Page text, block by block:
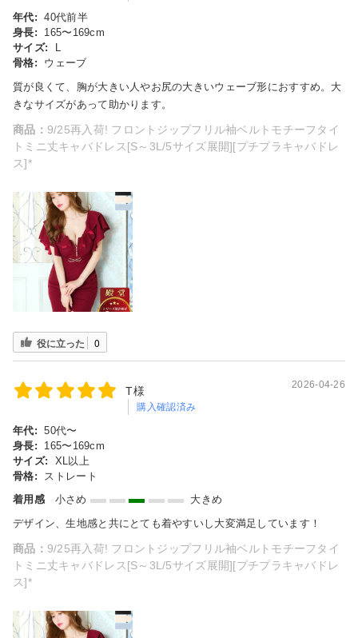
年代: 40代前半
身長:
165〜169cm
サイズ:
骨格:
ウェーブ
質が良くて、胸が大きい人やお尻の大きいウェーブ形におすすめ。大
きなサイズがあって助かります。
商品： 9/25再入荷! フロントジップフリル袖ベルトモチーフタイ
トミニ丈キャバドレス[S～3L/5サイズ展開][プチプラキャバドレ
ス]*
役に立った 0
T様
購入確認済み
2026-04-26
年代: 50代〜
身長:
165〜169cm
サイズ:
XL以上
骨格:
ストレート
着用感
小さめ
大きめ
デザイン、生地感と共にとても着やすいし大変満足しています！
商品： 9/25再入荷! フロントジップフリル袖ベルトモチーフタイ
トミニ丈キャバドレス[S～3L/5サイズ展開][プチプラキャバドレ
ス]*